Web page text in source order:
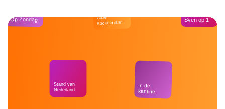
Op Zondag
Stand van
Nederland
Café
Kockelmann
In de
kantine
Sven op 1